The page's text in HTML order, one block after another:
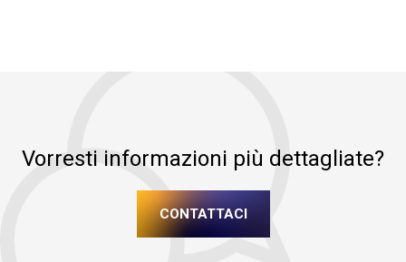
Vorresti informazioni più dettagliate?
CONTATTACI